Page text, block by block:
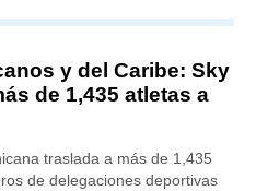
y del Caribe: Sky
de 1,435 atletas a
traslada a más de 1,435
de delegaciones deportivas